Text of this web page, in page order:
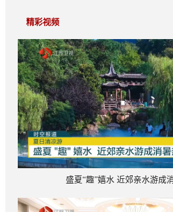
精彩视频
盛夏“趣”嬉水 近郊亲水游成